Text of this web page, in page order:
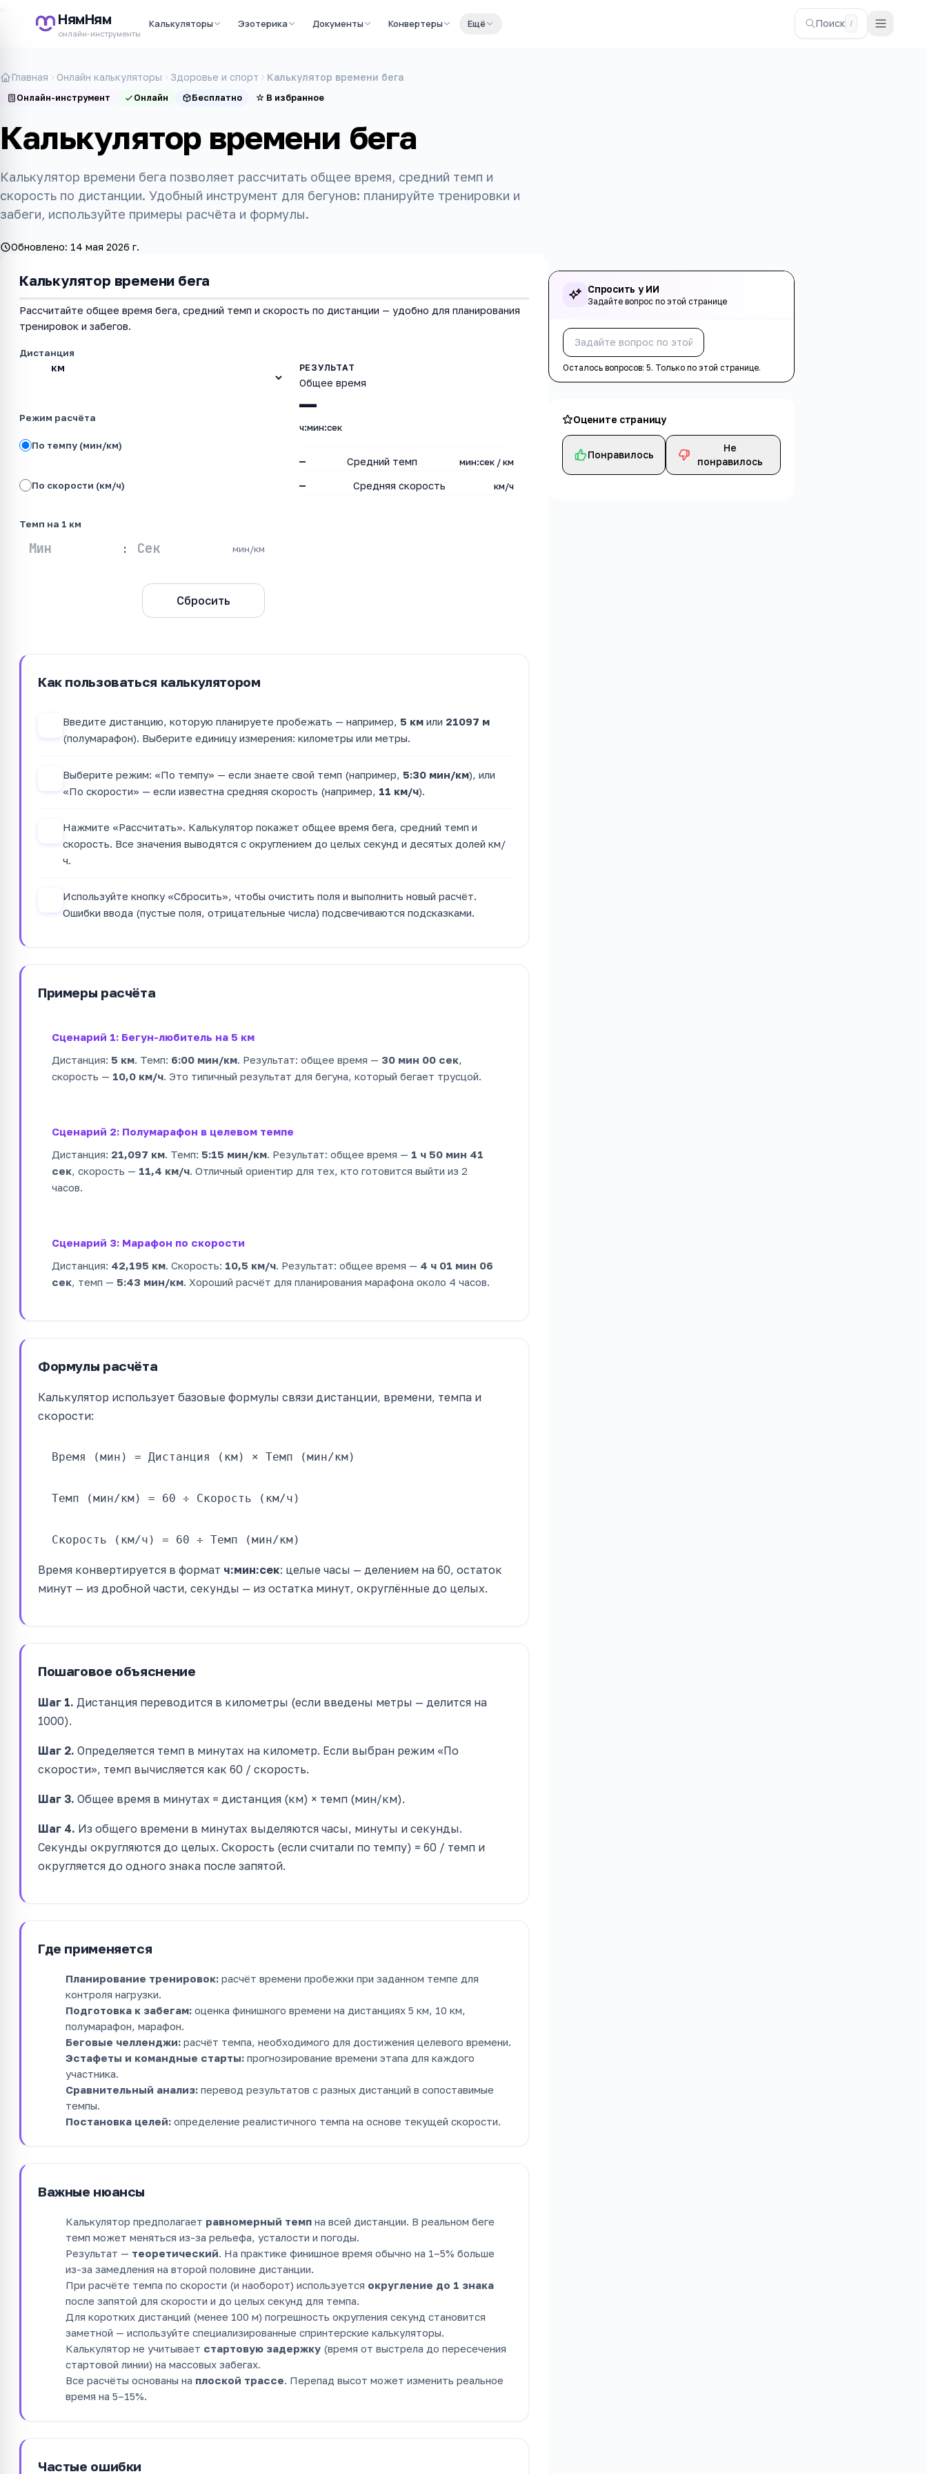
НямНям
онлайн-инструменты
Калькуляторы Эзотерика Документы Конвертеры Ещё Поиск /
Главная Онлайн калькуляторы Здоровье и спорт Калькулятор времени бега
Онлайн-инструмент Онлайн Бесплатно ☆ В избранное
Калькулятор времени бега
Калькулятор времени бега позволяет рассчитать общее время, средний темп и
скорость по дистанции. Удобный инструмент для бегунов: планируйте тренировки и
забеги, используйте примеры расчёта и формулы.
Обновлено: 14 мая 2026 г.
Калькулятор времени бега
Рассчитайте общее время бега, средний темп и скорость по дистанции — удобно для планирования
тренировок и забегов.
Дистанция
Режим расчёта
По темпу (мин/км)
По скорости (км/ч)
Темп на 1 км
: мин/км
Сбросить
—
Общее время
ч:мин:сек
— Средний темп мин:сек / км
— Средняя скорость км/ч
Как пользоваться калькулятором
Введите дистанцию, которую планируете пробежать — например, 5 км или 21097 м
(полумарафон). Выберите единицу измерения: километры или метры.
Выберите режим: «По темпу» — если знаете свой темп (например, 5:30 мин/км), или
«По скорости» — если известна средняя скорость (например, 11 км/ч).
Нажмите «Рассчитать». Калькулятор покажет общее время бега, средний темп и
скорость. Все значения выводятся с округлением до целых секунд и десятых долей км/
ч.
Используйте кнопку «Сбросить», чтобы очистить поля и выполнить новый расчёт.
Ошибки ввода (пустые поля, отрицательные числа) подсвечиваются подсказками.
Примеры расчёта
Сценарий 1: Бегун-любитель на 5 км
Дистанция: 5 км . Темп: 6:00 мин/км . Результат: общее время — 30 мин 00 сек
скорость — 10,0 км/ч . Это типичный результат для бегуна, который бегает трусцой.
Сценарий 2: Полумарафон в целевом темпе
Дистанция: 21,097 км . Темп: 5:15 мин/км . Результат: общее время — 1 ч 50 мин 41
сек , скорость — 11,4 км/ч . Отличный ориентир для тех, кто готовится выйти из 2
часов.
Сценарий 3: Марафон по скорости
Дистанция: 42,195 км . Скорость: 10,5 км/ч . Результат: общее время — 4 ч 01 мин 06
сек , темп — 5:43 мин/км . Хороший расчёт для планирования марафона около 4 часов.
Формулы расчёта
Калькулятор использует базовые формулы связи дистанции, времени, темпа и
скорости:
Время (мин) = Дистанция (км) × Темп (мин/км)
Темп (мин/км) = 60 ÷ Скорость (км/ч)
Скорость (км/ч) = 60 ÷ Темп (мин/км)
Время конвертируется в формат ч:мин:сек: целые часы — делением на 60, остаток
минут — из дробной части, секунды — из остатка минут, округлённые до целых.
Пошаговое объяснение
Шаг 1. Дистанция переводится в километры (если введены метры — делится на
1000).
Шаг 2. Определяется темп в минутах на километр. Если выбран режим «По
скорости», темп вычисляется как 60 / скорость.
Шаг 3. Общее время в минутах = дистанция (км) × темп (мин/км).
Шаг 4. Из общего времени в минутах выделяются часы, минуты и секунды.
Секунды округляются до целых. Скорость (если считали по темпу) = 60 / темп и
округляется до одного знака после запятой.
Где применяется
Планирование тренировок: расчёт времени пробежки при заданном темпе для
контроля нагрузки.
Подготовка к забегам: оценка финишного времени на дистанциях 5 км, 10 км,
полумарафон, марафон.
Беговые челленджи: расчёт темпа, необходимого для достижения целевого времени.
Эстафеты и командные старты: прогнозирование времени этапа для каждого
участника.
Сравнительный анализ: перевод результатов с разных дистанций в сопоставимые
темпы.
Постановка целей: определение реалистичного темпа на основе текущей скорости.
Важные нюансы
Калькулятор предполагает равномерный темп на всей дистанции. В реальном беге
темп может меняться из-за рельефа, усталости и погоды.
Результат — теоретический . На практике финишное время обычно на 1–5% больше
из-за замедления на второй половине дистанции.
При расчёте темпа по скорости (и наоборот) используется округление до 1 знака
после запятой для скорости и до целых секунд для темпа.
Для коротких дистанций (менее 100 м) погрешность округления секунд становится
заметной — используйте специализированные спринтерские калькуляторы.
Калькулятор не учитывает стартовую задержку (время от выстрела до пересечения
стартовой линии) на массовых забегах.
Все расчёты основаны на плоской трассе . Перепад высот может изменить реальное
время на 5–15%.
Частые ошибки
Спросить у ИИ
Задайте вопрос по этой странице
Осталось вопросов:5. Только по этой странице.
Оцените страницу
Понравилось
Не
понравилось